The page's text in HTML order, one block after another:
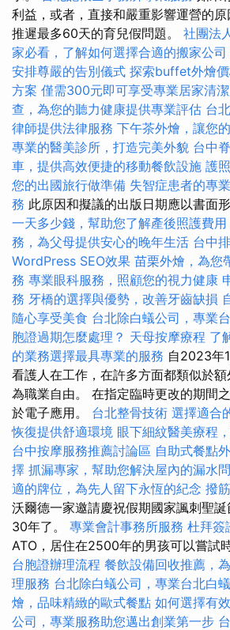
利益，或者，直接和嚴重影響運營的
推遲最多60天的育兒假問題。 社團法
家必看，了解如何選擇合適的搬家公司
安排尊嚴的告別儀式 探索buffet外燴
方案 僅需300元即可享受專業居家清
查，為您的聽力健康提供專業評估 台
律師提供法律服務 下午茶外燴，讓您
專業的醫美診所，打造完美外貌 台中
車，提供高效便捷的移動餐飲設施 護
您的出國旅行做準備 失智症患者的專
務 此原因和擬議的出版日期應以書面
一天多少錢，幫助您了解產後照護費用
務，為父母提供安心的晚年生活 台中
WordPress SEO效果 苗栗外燴，為您
務 專業眼科服務，照顧您的視力健康
務 牙橋的選擇與優勢，改善牙齒缺損
隨心享受美食 台北除白蟻公司，專業
胞證過期怎麼處理？ 天母按摩療程 了
的業務選擇最具專業的服務 自2023年
看護人在工作，在許多方面都類似於
為職業自由。 在指定臨時更改的期間
於電子應用。 台北整骨技術 選擇適合
恢復提供舒適環境 眼下細紋醫美療程
台中按摩服務推薦討論區 自助式餐點
擇 抓漏專家，幫助您解決屋內的漏水
適的牌位，為先人留下永恆的紀念 撥
沃爾德一家邀請慶祝假期國家諷刺聖
30年了。 專業會計事務所服務 杜拜簽
ATO，居住在2500年的男孩可以嘗試
台胞證辦理流程 餐飲設備回收推薦，
理服務 台北除白蟻公司，專業台北白
燴，品味精緻的歐式餐點 如何選擇有
公司，專業服務助您邁出創業第一步